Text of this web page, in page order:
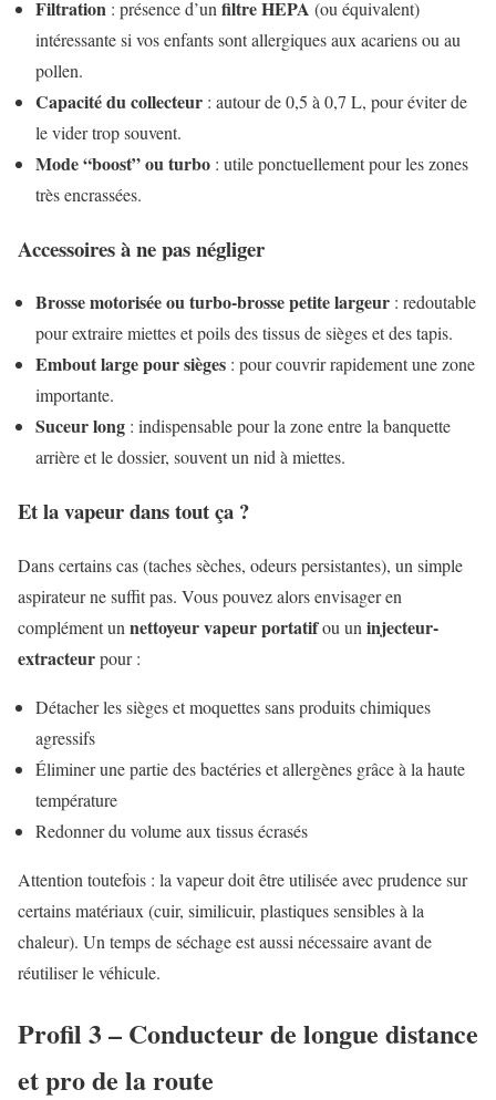
Filtration : présence d’un filtre HEPA (ou équivalent)
intéressante si vos enfants sont allergiques aux acariens ou au
pollen.
Capacité du collecteur : autour de 0,5 à 0,7 L, pour éviter de
le vider trop souvent.
Mode “boost” ou turbo : utile ponctuellement pour les zones
très encrassées.
Accessoires à ne pas négliger
Brosse motorisée ou turbo-brosse petite largeur : redoutable
pour extraire miettes et poils des tissus de sièges et des tapis.
Embout large pour sièges : pour couvrir rapidement une zone
importante.
Suceur long : indispensable pour la zone entre la banquette
arrière et le dossier, souvent un nid à miettes.
Et la vapeur dans tout ça ?
Dans certains cas (taches sèches, odeurs persistantes), un simple
aspirateur ne suffit pas. Vous pouvez alors envisager en
complément un nettoyeur vapeur portatifou un injecteur-
extracteurpour :
Détacher les sièges et moquettes sans produits chimiques
agressifs
Éliminer une partie des bactéries et allergènes grâce à la haute
température
Redonner du volume aux tissus écrasés
Attention toutefois : la vapeur doit être utilisée avec prudence sur
certains matériaux (cuir, similicuir, plastiques sensibles à la
chaleur). Un temps de séchage est aussi nécessaire avant de
réutiliser le véhicule.
Profil 3 – Conducteur de longue distance
et pro de la route